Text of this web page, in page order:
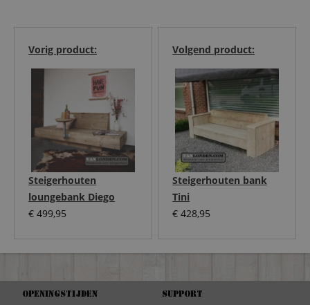
Volgend product:
Steigerhouten bank
Tini
€ 428,95
Vorig product:
Steigerhouten
loungebank Diego
€ 499,95
Openingstijden Support